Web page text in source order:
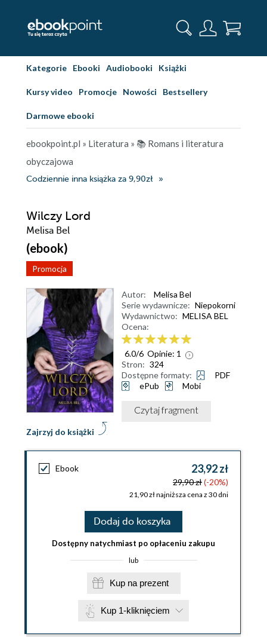
Kategorie Ebooki Audiobooki Książki
Kursy video Promocje Nowości Bestsellery
Darmowe ebooki
ebookpoint.pl » Literatura » 📚 Romans i literatura
obyczajowa
Codziennie inna książka za 9,90zł
Wilczy Lord
Melisa Bel
(ebook)
Promocja
Zajrzyj do książki
Autor:
Melisa Bel
Serie wydawnicze: Niepokorni
Wydawnictwo: MELISA BEL
Ocena:
6.0/6 Opinie: 1
Stron: 324
Dostępne formaty:
PDF
ePub
Mobi
Czytaj fragment
Ebook 23,92 zł
29,90 zł(-20%)
21,90 zł najniższa cena z 30 dni
Dodaj do koszyka
Dostępny natychmiast po opłaceniu zakupu
lub
Kup na prezent
Kup 1-kliknięciem